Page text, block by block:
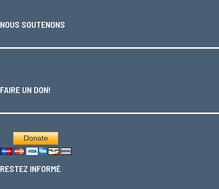
NOUS SOUTENONS
FAIRE UN DON!
RESTEZ INFORMÉ